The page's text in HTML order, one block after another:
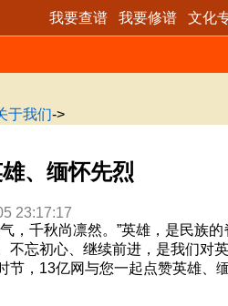
文化
我要修谱
我要查谱
于我们->
、缅怀先烈
23:17:17
，千秋尚凛然。 ”英雄，是民族
不忘初心、继续前进，是我们对
节， 13亿网与您一起点赞英雄、